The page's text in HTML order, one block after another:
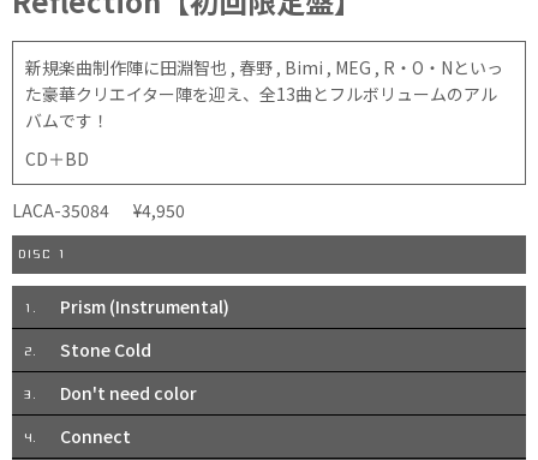
新規楽曲制作陣に田淵智也 , 春野 , Bimi , MEG , R・O・Nといっ
た豪華クリエイター陣を迎え、全13曲とフルボリュームのアル
バムです！
CD＋BD
LACA-35084 ¥4,950
DISC 1
1. Prism (Instrumental)
2. Stone Cold
3. Don't need color
4. Connect